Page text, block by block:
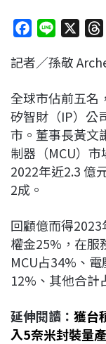
c
b
o
o
k
n
a
記者／孫敬
全球市佔前五名
矽智財（IP）公
市。董事長黃文
制器（MCU）
2022年近2.3 億
2成。
回顧億而得
權金25%，在服
MCU占34%、
12%、其他合計
延伸閱讀： 獲台
入5奈米封裝量